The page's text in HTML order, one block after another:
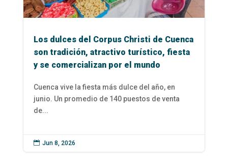
Los dulces del Corpus Christi de Cuenca
son tradición, atractivo turístico, fiesta
y se comercializan por el mundo
Cuenca vive la fiesta más dulce del año, en
junio. Un promedio de 140 puestos de venta
de...
 Jun 8, 2026